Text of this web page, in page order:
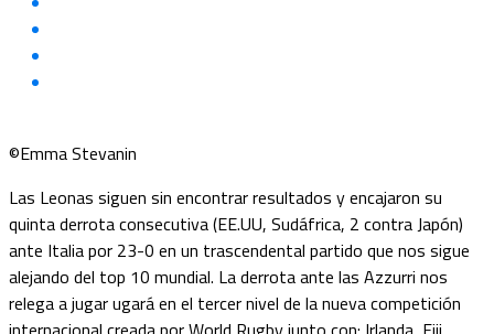
©Emma Stevanin
Las Leonas siguen sin encontrar resultados y encajaron su
quinta derrota consecutiva (EE.UU, Sudáfrica, 2 contra Japón)
ante Italia por 23-0 en un trascendental partido que nos sigue
alejando del top 10 mundial. La derrota ante las Azzurri nos
relega a jugar ugará en el tercer nivel de la nueva competición